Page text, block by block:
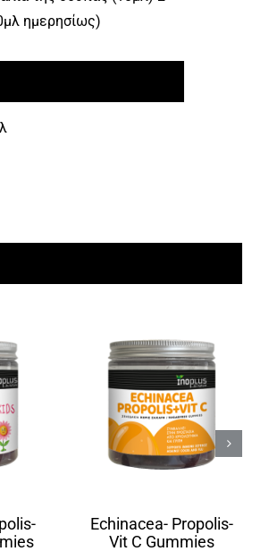
ημερησίως)
Echinacea- Propolis-
Vit C Gummies